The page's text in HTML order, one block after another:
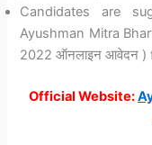
Candidates are
Ayushman Mitra
2022 ऑनलाइन आवेदन )
Official Website: